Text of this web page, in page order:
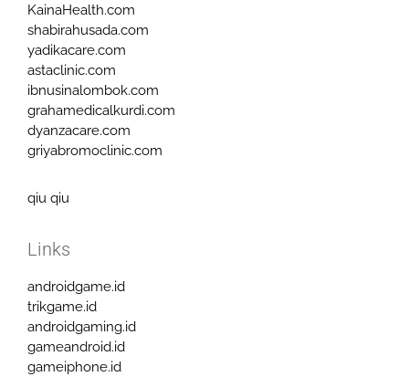
KainaHealth.com
shabirahusada.com
yadikacare.com
astaclinic.com
ibnusinalombok.com
grahamedicalkurdi.com
dyanzacare.com
griyabromoclinic.com
qiu qiu
Links
androidgame.id
trikgame.id
androidgaming.id
gameandroid.id
gameiphone.id